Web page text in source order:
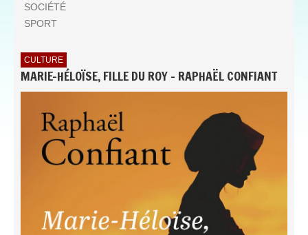
SOCIÉTÉ
SPORT
CULTURE
MARIE-HÉLOÏSE, FILLE DU ROY - RAPHAËL CONFIANT